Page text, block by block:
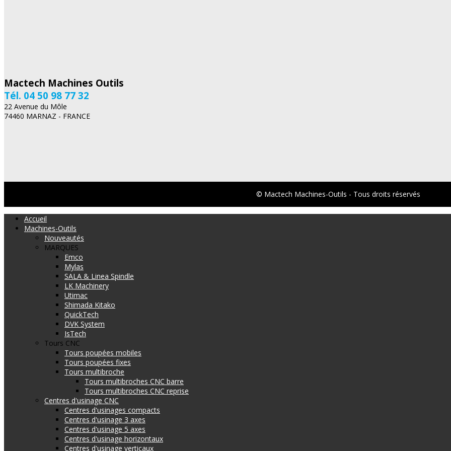
Mactech Machines Outils
Tél. 04 50 98 77 32
22 Avenue du Môle
74460 MARNAZ - FRANCE
© Mactech Machines-Outils - Tous droits réservés
Accueil
Machines-Outils
Nouveautés
MARQUES
Emco
Mylas
SALA & Linea Spindle
LK Machinery
Utimac
Shimada Kitako
QuickTech
DVK System
IsTech
Tours CNC
Tours poupées mobiles
Tours poupées fixes
Tours multibroche
Tours multibroches CNC barre
Tours multibroches CNC reprise
Centres d'usinage CNC
Centres d'usinages compacts
Centres d'usinage 3 axes
Centres d'usinage 5 axes
Centres d'usinage horizontaux
Centres d'usinage verticaux